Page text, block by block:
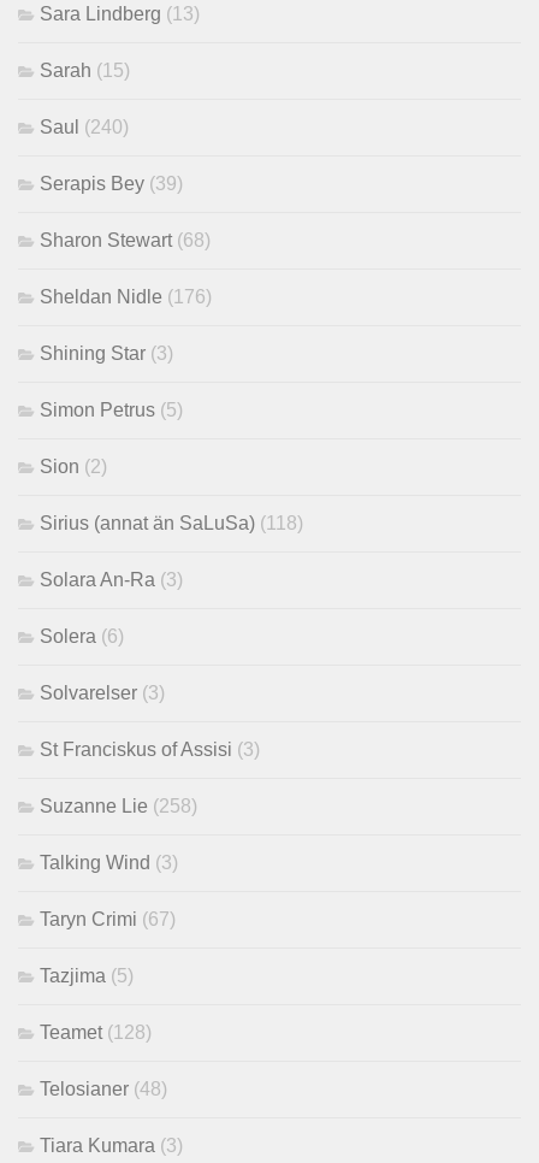
Sara Lindberg (13)
Sarah (15)
Saul (240)
Serapis Bey (39)
Sharon Stewart(68)
Sheldan Nidle (176)
Shining Star (3)
Simon Petrus (5)
Sion (2)
Sirius (annat än SaLuSa) (118)
Solara An-Ra (3)
Solera (6)
Solvarelser (3)
St Franciskus of Assisi (3)
Suzanne Lie (258)
Talking Wind (3)
Taryn Crimi (67)
Tazjima (5)
Teamet(128)
Telosianer (48)
Tiara Kumara (3)